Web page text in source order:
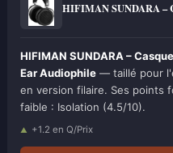
HIFIMAN SUNDARA –
HIFIMAN SUNDARA –
Ear Audiophile — taillé pour
en version filaire. Ses points
faible : Isolation (4.5/10).
+1.2 en Q/Prix